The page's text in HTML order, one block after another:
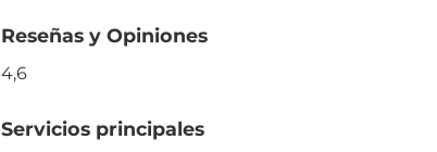
Reseñas y Opiniones
4,6
Servicios principales